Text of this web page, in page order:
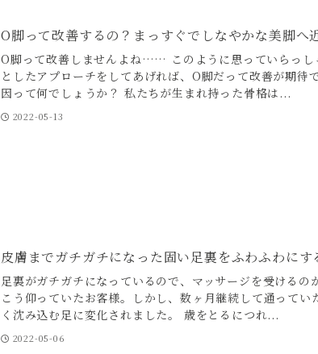
O脚って改善するの？まっすぐでしなやかな美脚へ
O脚って改善しませんよね…… このように思っていらっし
としたアプローチをしてあげれば、O脚だって改善が期
因って何でしょうか？ 私たちが生まれ持った骨格は...
2022-05-13
皮膚までガチガチになった固い足裏をふわふわにす
足裏がガチガチになっているので、マッサージを受ける
こう仰っていたお客様。しかし、数ヶ月継続して通って
く沈み込む足に変化されました。 歳をとるにつれ...
2022-05-06